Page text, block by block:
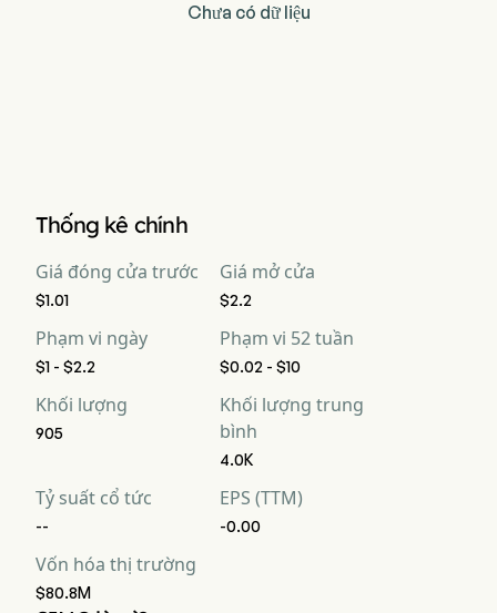
Chưa có dữ liệu
Thống kê chính
Giá đóng cửa trước
$1.01
Giá mở cửa
$2.2
Phạm vi ngày
$1 - $2.2
Phạm vi 52 tuần
$0.02 - $10
Khối lượng
905
Khối lượng trung
bình
4.0K
Tỷ suất cổ tức
--
EPS (TTM)
-0.00
Vốn hóa thị trường
$80.8M